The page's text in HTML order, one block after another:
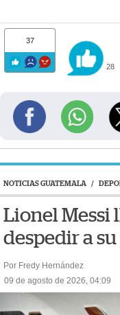
37
28
NOTICIAS GUATEMALA /
Lionel Messi
despedir a su
Por Fredy Hernández
09 de agosto de 2026, 04:09